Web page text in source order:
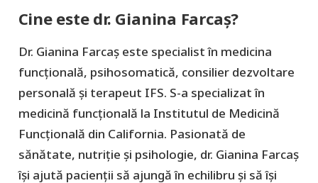
Cine este dr. Gianina Farcaș?
Dr. Gianina Farcaș este specialist în medicina
funcțională, psihosomatică, consilier dezvoltare
personală și terapeut IFS. S-a specializat în
medicină funcțională la Institutul de Medicină
Funcțională din California. Pasionată de
sănătate, nutriție și psihologie, dr. Gianina Farcaș
își ajută pacienții să ajungă în echilibru și să își